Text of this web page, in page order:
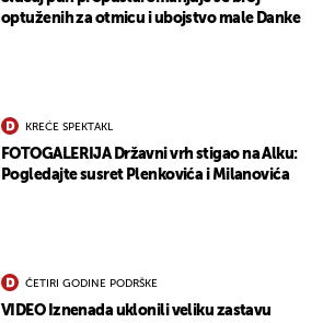
optuženih za otmicu i ubojstvo male Danke
KREĆE SPEKTAKL
FOTOGALERIJA Državni vrh stigao na Alku:
Pogledajte susret Plenkovića i Milanovića
ČETIRI GODINE PODRŠKE
VIDEO Iznenada uklonili veliku zastavu